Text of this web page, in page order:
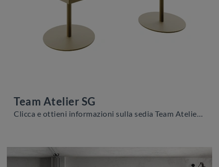
Team Atelier SG
Clicca e ottieni informazioni sulla sedia Team Atelier SG di Zamagna in tessuto: le più originali Sedie sgabelli moderne ti aspettano.